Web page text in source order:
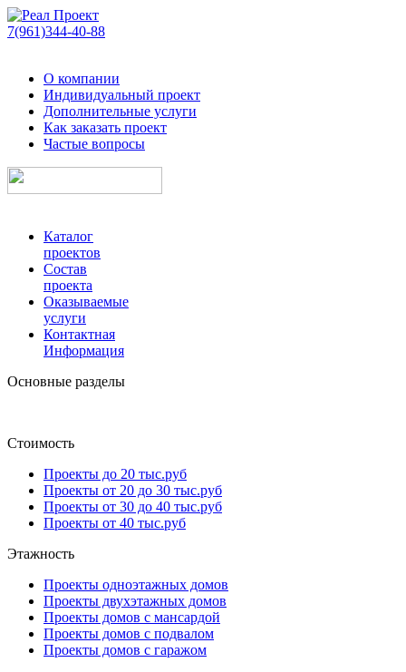
7(961)344-40-88
О компании
Индивидуальный проект
Дополнительные услуги
Как заказать проект
Частые вопросы
Каталог
проектов
Состав
проекта
Оказываемые
услуги
Контактная
Информация
Основные разделы
Стоимость
Проекты до 20 тыс.руб
Проекты от 20 до 30 тыс.руб
Проекты от 30 до 40 тыс.руб
Проекты от 40 тыс.руб
Этажность
Проекты одноэтажных домов
Проекты двухэтажных домов
Проекты домов с мансардой
Проекты домов с подвалом
Проекты домов с гаражом